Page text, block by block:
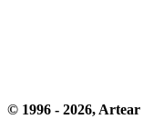
© 1996 - 2026, Artear